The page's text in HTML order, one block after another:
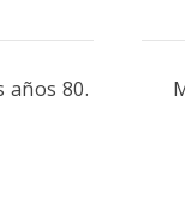
años 80.